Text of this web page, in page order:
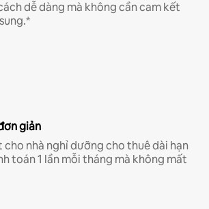
dễ dàng mà không cần cam kết
giản
cho nhà nghỉ dưỡng cho thuê dài hạn
toán 1 lần mỗi tháng mà không mất